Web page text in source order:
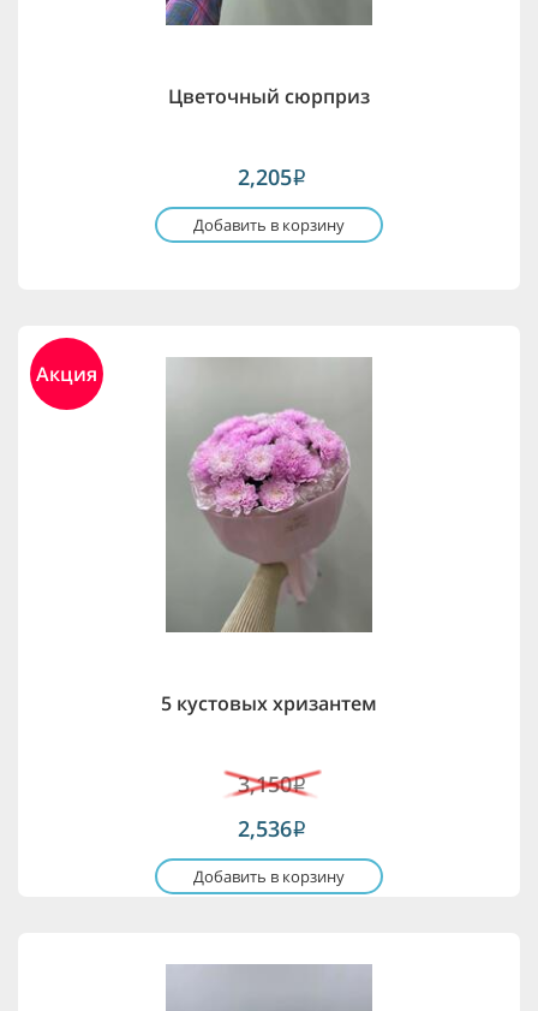
Цветочный сюрприз
2,205i
Добавить в корзину
Акция
5 кустовых хризантем
3,150i
2,536i
Добавить в корзину